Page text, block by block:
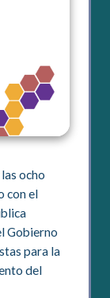
ocho
con el
Gobierno
para la
del